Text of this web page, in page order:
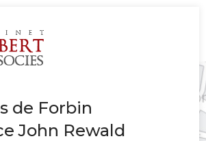
de Forbin
John Rewald